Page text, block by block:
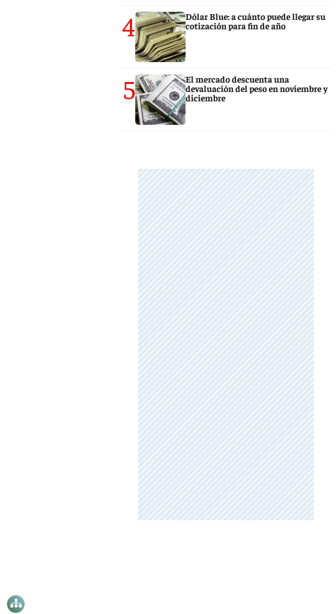
4
Dólar Blue: a cuánto puede llegar su
cotización para fin de año
5
El mercado descuenta una
devaluación del peso en noviembre y
diciembre